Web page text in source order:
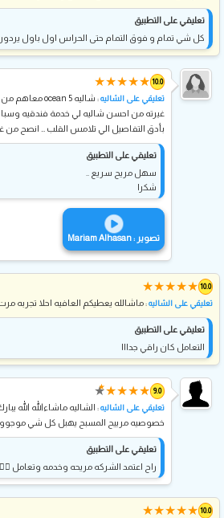
تعليقي على التطبيق
كل شي تمام و فوق التمام حتى الحراس اول باول
10.0
★
★
★
★
★
تعليقي على الشاليه
غيرته من احسن شاليه لي خدمة فندقيه
بأدق التفاصيل الي تلامس القلب … انصح من
تعليقي على التطبيق
سهل مريح سريع ..
شكرا
تصوير : Mariam Alhasan
10.0
★
★
★
★
★
تعليقي على الشاليه: ماشالله يعطيكم العافيه احلا تجربه
تعليقي على التطبيق
التعامل كان راقي جدااا
9.0
★
★
★
★
★
★
تعليقي على الشاليه: الشاليه ماشاءالله الله
خصوصيه مرييح المسبح يهبل كل شي موجوود
تعليقي على التطبيق
راح اعتمد الشركه مريحه وخدمه وتعامل 👍🏼
10.0
★
★
★
★
★